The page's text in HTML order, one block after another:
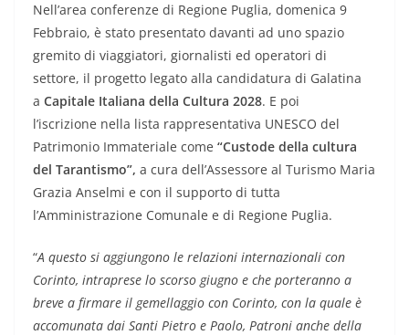
Nell’area conferenze di Regione Puglia, domenica 9
Febbraio, è stato presentato davanti ad uno spazio
gremito di viaggiatori, giornalisti ed operatori di
settore, il progetto legato alla candidatura di Galatina
a Capitale Italiana della Cultura 2028. E poi
l’iscrizione nella lista rappresentativa UNESCO del
Patrimonio Immateriale come “Custode della cultura
del Tarantismo”, a cura dell’Assessore al Turismo Maria
Grazia Anselmi e con il supporto di tutta
l’Amministrazione Comunale e di Regione Puglia.
“A questo si aggiungono le relazioni internazionali con
Corinto, intraprese lo scorso giugno e che porteranno a
breve a firmare il gemellaggio con Corinto, con la quale è
accomunata dai Santi Pietro e Paolo, Patroni anche della